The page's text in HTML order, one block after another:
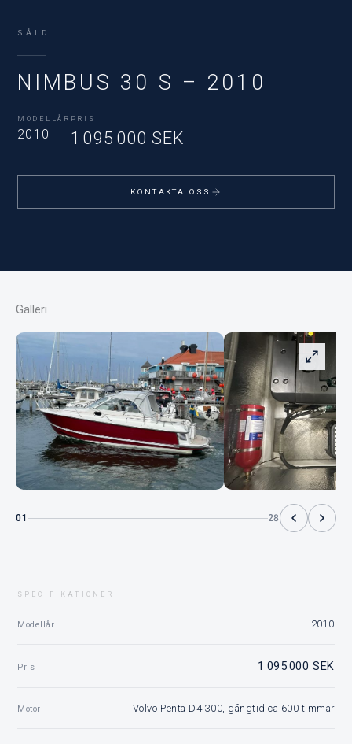
SÅLD
NIMBUS 30 S – 2010
MODELLÅR
2010
PRIS
1 095 000 SEK
KONTAKTA OSS
Galleri
01 28
SPECIFIKATIONER
Modellår 2010
Pris 1 095 000 SEK
Motor Volvo Penta D4 300, gångtid ca 600 timmar